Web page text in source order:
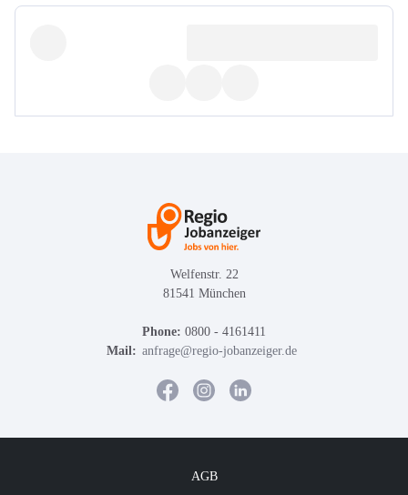
Welfenstr. 22
81541 München
Phone: 0800 - 4161411
Mail: anfrage@regio-jobanzeiger.de
AGB